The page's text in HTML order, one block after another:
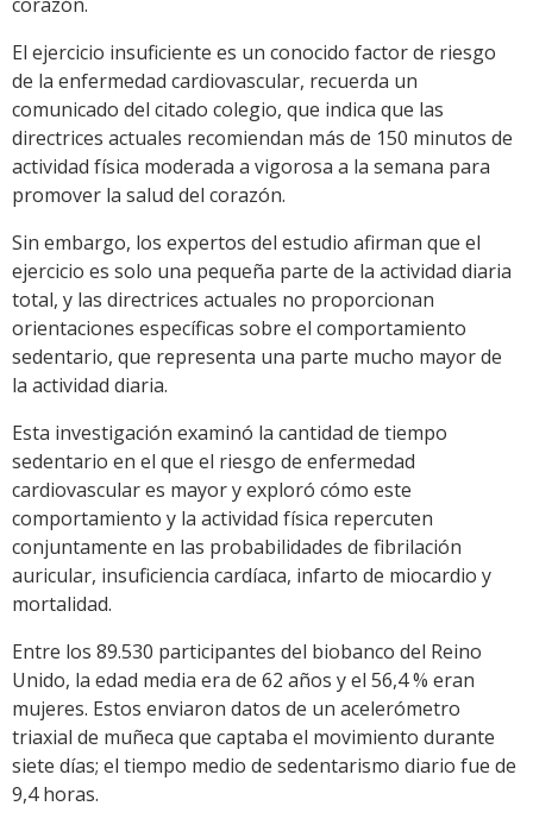
El ejercicio insuficiente es un conocido factor de riesgo
de la enfermedad cardiovascular, recuerda un
comunicado del citado colegio, que indica que las
directrices actuales recomiendan más de 150 minutos de
actividad física moderada a vigorosa a la semana para
promover la salud del corazón.
Sin embargo, los expertos del estudio afirman que el
ejercicio es solo una pequeña parte de la actividad diaria
total, y las directrices actuales no proporcionan
orientaciones específicas sobre el comportamiento
sedentario, que representa una parte mucho mayor de
la actividad diaria.
Esta investigación examinó la cantidad de tiempo
sedentario en el que el riesgo de enfermedad
cardiovascular es mayor y exploró cómo este
comportamiento y la actividad física repercuten
conjuntamente en las probabilidades de fibrilación
auricular, insuficiencia cardíaca, infarto de miocardio y
mortalidad.
Entre los 89.530 participantes del biobanco del Reino
Unido, la edad media era de 62 años y el 56,4 % eran
mujeres. Estos enviaron datos de un acelerómetro
triaxial de muñeca que captaba el movimiento durante
siete días; el tiempo medio de sedentarismo diario fue de
9,4 horas.